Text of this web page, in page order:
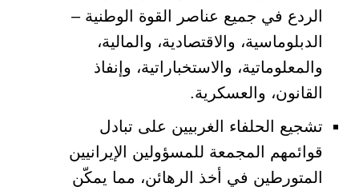
الردع في جميع عناصر القوة الوطنية –
الدبلوماسية، والاقتصادية، والمالية،
والمعلوماتية، والاستخباراتية، وإنفاذ
القانون، والعسكرية.
تشجيع الحلفاء الغربيين على تبادل
قوائمهم المجمعة للمسؤولين الإيرانيين
المتورطين في أخذ الرهائن، مما يمكّن